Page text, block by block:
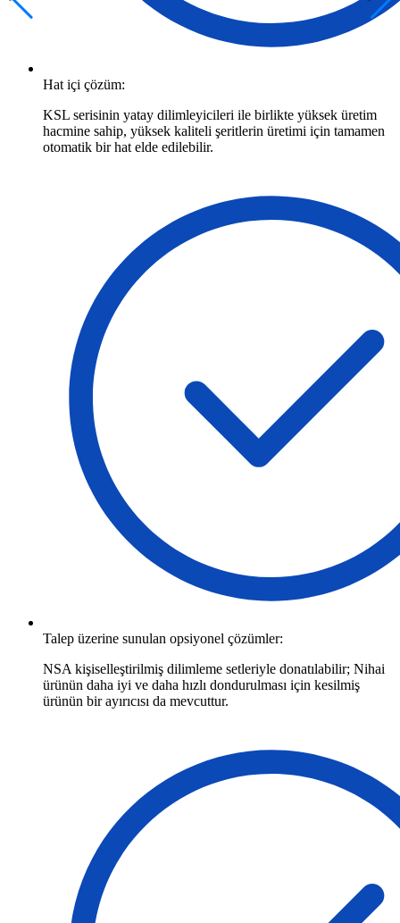
Hat içi çözüm:
KSL serisinin yatay dilimleyicileri ile birlikte yüksek üretim
hacmine sahip, yüksek kaliteli şeritlerin üretimi için tamamen
otomatik bir hat elde edilebilir.
Talep üzerine sunulan opsiyonel çözümler:
NSA kişiselleştirilmiş dilimleme setleriyle donatılabilir; Nihai
ürünün daha iyi ve daha hızlı dondurulması için kesilmiş
ürünün bir ayırıcısı da mevcuttur.